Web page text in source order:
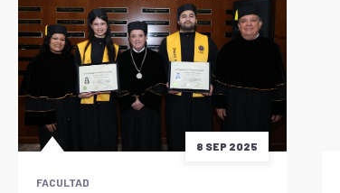
8 SEP 2025
FACULTAD